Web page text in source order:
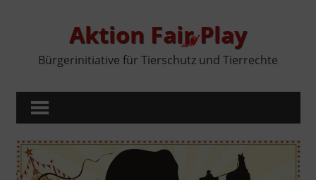
Aktion Fair Play
Bürgerinitiative für Tierschutz und Tierrechte